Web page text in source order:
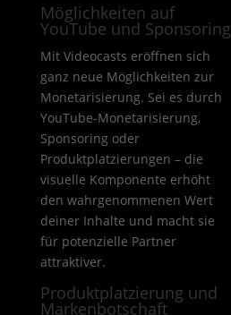
Möglichkeiten auf
YouTube und Sponsoring
Mit Videocasts eröffnen sich
ganz neue Möglichkeiten zur
Monetarisierung. Sei es durch
YouTube-Monetarisierung,
Sponsoring oder
Produktplatzierungen – die
visuelle Komponente erhöht
den wahrgenommenen Wert
deiner Inhalte und macht sie
für potenzielle Partner
attraktiver.
Produktplatzierung und
Markenbotschaft